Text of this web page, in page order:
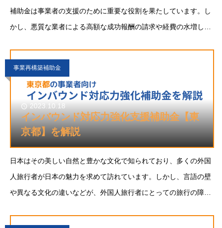
補助金は事業者の支援のために重要な役割を果たしています。し
かし、悪質な業者による高額な成功報酬の請求や経費の水増し提
られ、重要な点が明記されてい
事業再構築補助金
2023.10.18
インバウンド対応力強化支援補助金【東
京都】を解説
日本はその美しい自然と豊かな文化で知られており、多くの外国
人旅行者が日本の魅力を求めて訪れています。しかし、言語の壁
や異なる文化の違いなどが、外国人旅行者にとっての旅行の障壁